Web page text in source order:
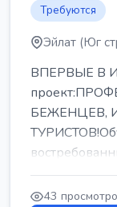
Требуются
Эйлат (Юг
ВПЕРВЫЕ В
БЕЖЕНЦЕВ,
РЕМОНТУ
43